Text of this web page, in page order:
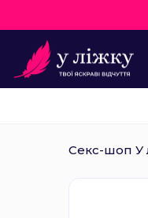
Секс-шоп У